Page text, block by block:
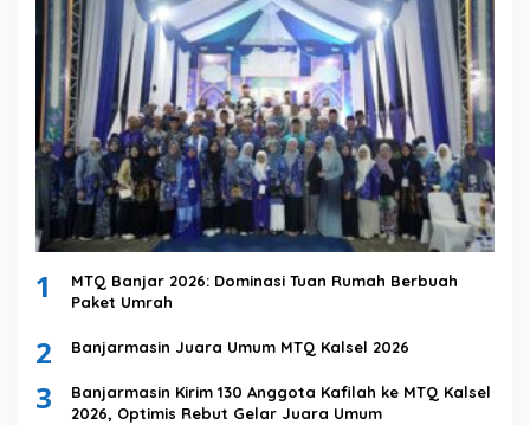
1
MTQ Banjar 2026: Dominasi Tuan Rumah Berbuah
Paket Umrah
2 Banjarmasin Juara Umum MTQ Kalsel 2026
3
Banjarmasin Kirim 130 Anggota Kafilah ke MTQ Kalsel
2026, Optimis Rebut Gelar Juara Umum